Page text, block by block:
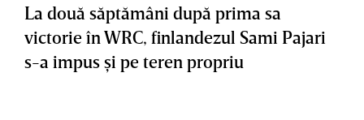
La două săptămâni după prima sa
victorie în WRC, finlandezul Sami Pajari
s-a impus şi pe teren propriu